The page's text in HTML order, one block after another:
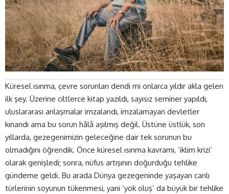
Küresel ısınma, çevre sorunları dendi mi onlarca yıldır akla gelen
ilk şey. Üzerine ciltlerce kitap yazıldı, sayısız seminer yapıldı,
uluslararası anlaşmalar imzalandı, imzalamayan devletler
kınandı ama bu sorun hâlâ aşılmış değil. Üstüne üstlük, son
yıllarda, gezegenimizin geleceğine dair tek sorunun bu
olmadığını öğrendik. Önce küresel ısınma kavramı, ‘iklim krizi’
olarak genişledi; sonra, nüfus artışının doğurduğu tehlike
gündeme geldi. Bu arada Dünya gezegeninde yaşayan canlı
türlerinin soyunun tükenmesi, yani ‘yok oluş’ da büyük bir tehlike